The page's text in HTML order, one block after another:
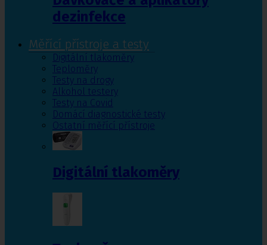
dezinfekce
Měřící přístroje a testy
Digitální tlakoměry
Teploměry
Testy na drogy
Alkohol testery
Testy na Covid
Domácí diagnostické testy
Ostatní měřící přístroje
Digitální tlakoměry